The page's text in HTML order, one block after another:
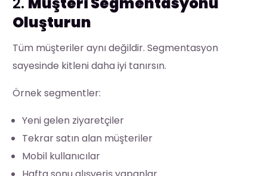
Oluşturun
Tüm müşteriler aynı değildir. Segmentasyon
sayesinde kitleni daha iyi tanırsın.
Örnek segmentler:
Yeni gelen ziyaretçiler
Tekrar satın alan müşteriler
Mobil kullanıcılar